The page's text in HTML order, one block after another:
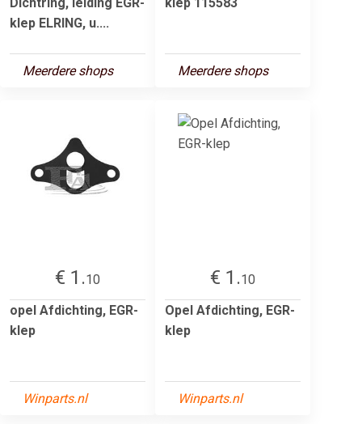
klep ELRING, u....
Meerdere shops Meerdere shops
€ 1.10
opel Afdichting, EGR-
klep
Winparts.nl
€ 1.10
Opel Afdichting, EGR-
klep
Winparts.nl